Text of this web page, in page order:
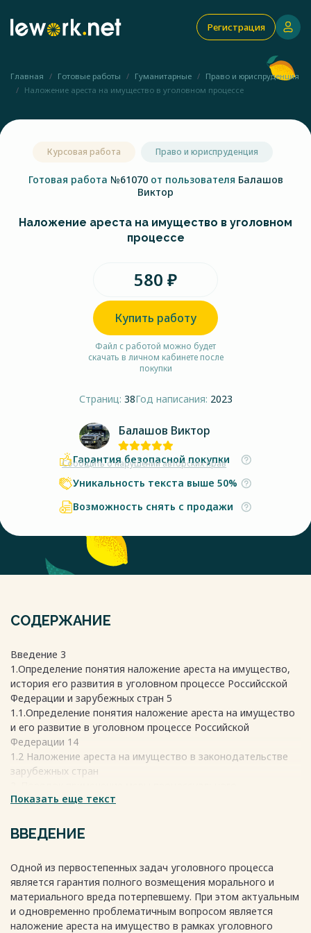
Регистрация
Главная Готовые работы Гуманитарные
Право и юриспруденция
Наложение ареста на имущество в уголовном процессе
Курсовая работа Право и юриспруденция
Готовая работа №61070 от пользователя Балашов
Виктор
Наложение ареста на имущество в уголовном
процессе
580 ₽
Купить работу
Файл с работой можно будет
скачать в личном кабинете после
покупки
Страниц: 38Год написания: 2023
Балашов Виктор
Сообщить о нарушении авторских прав
Гарантия безопасной покупки
Уникальность текста выше 50%
Возможность снять с продажи
СОДЕРЖАНИЕ
Введение 3
1.Определение понятия наложение ареста на имущество,
история его развития в уголовном процессе Российсской
Федерации и зарубежных стран 5
1.1.Определение понятия наложение ареста на имущество
и его развитие в уголовном процессе Российской
Федерации 14
1.2 Наложение ареста на имущество в законодательстве
зарубежных стран
принуждения в виде наложения ареста на имущество 19
процессуального принуждения в виде наложения ареста на
имущество 19
Заключение 35
Список использованных источников и литературы 38
Весь текст будет доступенпосле покупки
Показать еще текст
ВВЕДЕНИЕ
Одной из первостепенных задач уголовного процесса
является гарантия полного возмещения морального и
материального вреда потерпевшему. При этом актуальным
и одновременно проблематичным вопросом является
наложение ареста на имущество в рамках уголовного